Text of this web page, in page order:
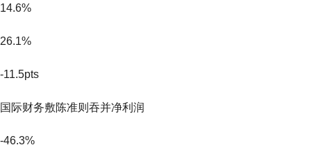
14.6%
26.1%
-11.5pts
国际财务敷陈准则吞并净利润
-46.3%